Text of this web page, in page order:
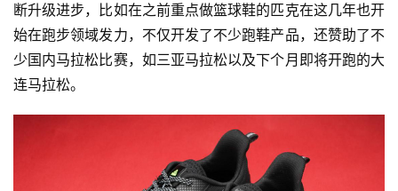
断升级进步，比如在之前重点做篮球鞋的匹克在这几年也开
始在跑步领域发力，不仅开发了不少跑鞋产品，还赞助了不
少国内马拉松比赛，如三亚马拉松以及下个月即将开跑的大
连马拉松。